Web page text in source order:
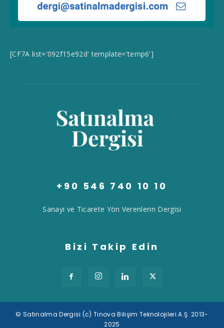
[CF7A list='092f15e92d' template='temp6']
+90 546 740 10 10
Sanayi ve Ticarete Yön Verenlerin Dergisi
Bizi Takip Edin
© Satınalma Dergisi (c) Tinova Bilişim Teknolojileri A.Ş. 2013-
2025